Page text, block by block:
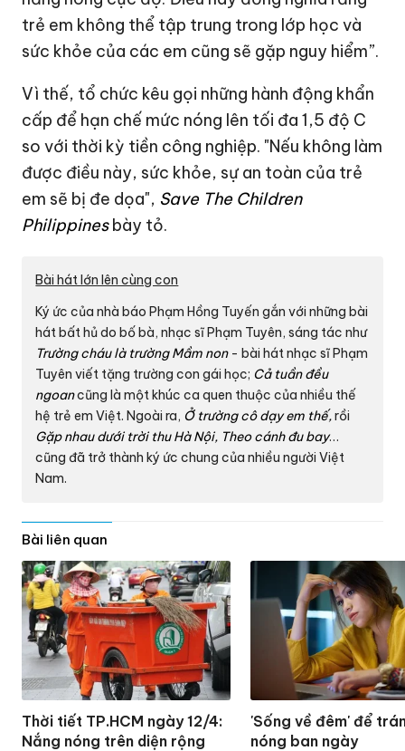
trẻ em không thể tập trung trong lớp học và
sức khỏe của các em cũng sẽ gặp nguy hiểm”.
Vì thế, tổ chức kêu gọi những hành động khẩn
cấp để hạn chế mức nóng lên tối đa 1,5 độ C
so với thời kỳ tiền công nghiệp. "Nếu không làm
được điều này, sức khỏe, sự an toàn của trẻ
em sẽ bị đe dọa", Save The Children
Philippinesbày tỏ.
Bài hát lớn lên cùng con
Ký ức của nhà báo Phạm Hồng Tuyến gắn với những bài
hát bất hủ do bố bà, nhạc sĩ Phạm Tuyên, sáng tác như
Trường cháu là trường Mầm non - bài hát nhạc sĩ Phạm
Tuyên viết tặng trường con gái học; Cả tuần đều
ngoancũng là một khúc ca quen thuộc của nhiều thế
hệ trẻ em Việt. Ngoài ra, Ở trường cô dạy em thế,rồi
Gặp nhau dưới trời thu Hà Nội, Theo cánh đu bay…
cũng đã trở thành ký ức chung của nhiều người Việt
Nam.
Bài liên quan
Thời tiết TP.HCM ngày 12/4:
Nắng nóng trên diện rộng
'Sống về đêm' để
nóng ban ngày